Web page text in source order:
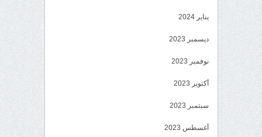
يناير 2024
ديسمبر 2023
نوفمبر 2023
أكتوبر 2023
سبتمبر 2023
أغسطس 2023